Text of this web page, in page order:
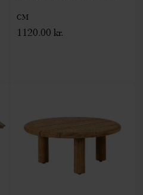
CM
1120.00 kr.